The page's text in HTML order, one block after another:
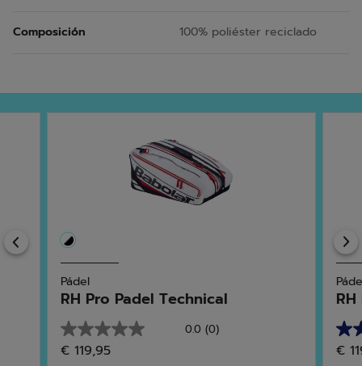
Composición 100% poliéster reciclado
Previous
Pádel
RH Pro Padel Technical
0.0 (0)
0.0
de
€ 119,95
5.0
de
€